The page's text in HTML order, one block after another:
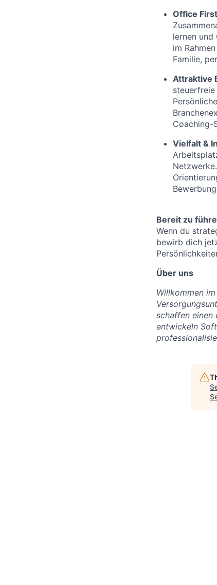
Office
lernen
im
Familie,
Attraktive
Coaching-
Vielfalt &
Bereit zu
Wenn du
bewirb dich
Über uns
Willkommen im
schaffen einen
entwickeln